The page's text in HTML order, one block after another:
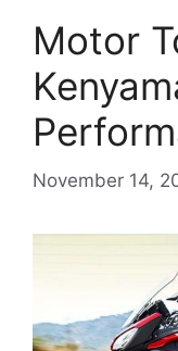
Motor
November 14,